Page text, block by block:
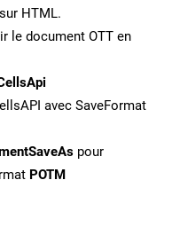
HTML.
le document OTT en
avec SaveFormat
pour
POTM